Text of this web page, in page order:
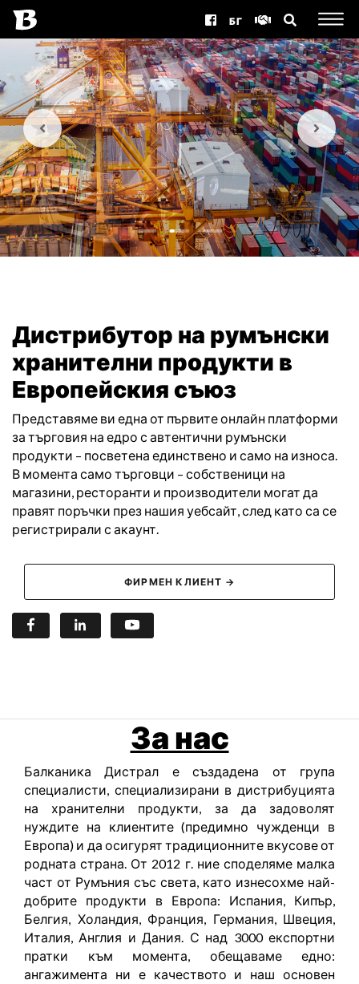
БГ
Дистрибутор на румънски
хранителни продукти в
Европейския съюз
Представяме ви една от първите онлайн платформи
за търговия на едро с автентични румънски
продукти – посветена единствено и само на износа.
В момента само търговци – собственици на
магазини, ресторанти и производители могат да
правят поръчки през нашия уебсайт, след като са се
регистрирали с акаунт.
ФИРМЕН КЛИЕНТ →
За нас
Балканика Дистрал е създадена от група
специалисти, специализирани в дистрибуцията
на хранителни продукти, за да задоволят
нуждите на клиентите (предимно чужденци в
Европа) и да осигурят традиционните вкусове от
родната страна. От 2012 г. ние споделяме малка
част от Румъния със света, като изнесохме най-
добрите продукти в Европа: Испания, Кипър,
Белгия, Холандия, Франция, Германия, Швеция,
Италия, Англия и Дания. С над 3000 експортни
пратки към момента, обещаваме едно:
ангажимента ни е качеството и наш основен